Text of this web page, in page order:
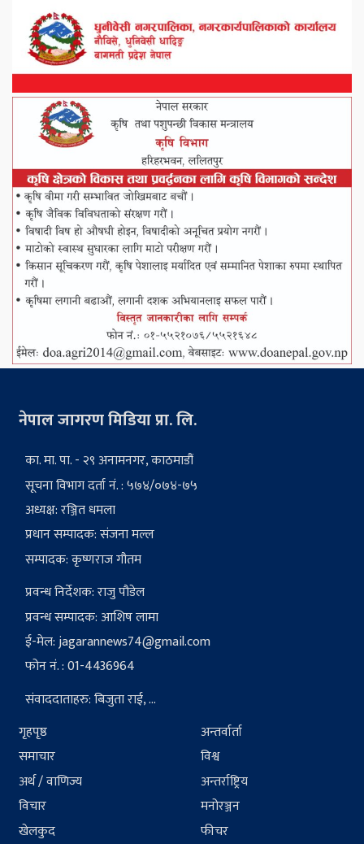
नेपाल जागरण मिडिया प्रा. लि.
का. मा. पा. - २९ अनामनगर, काठमाडौं
सूचना विभाग दर्ता नं. : ५७४/०७४-७५
अध्यक्ष: रञ्जित धमला
प्रधान सम्पादक: संजना मल्ल
सम्पादक: कृष्णराज गौतम
प्रवन्ध निर्देशक: राजु पौडेल
प्रवन्ध सम्पादक: आशिष लामा
ई-मेल:jagarannews74@gmail.com
फोन नं. : 01-4436964
संवाददाताहरु: बिजुता राई, ...
गृहपृष्ठ
समाचार
अर्थ / वाणिज्य
विचार
खेलकुद
अन्तर्वार्ता
विश्व
अन्तर्राष्ट्रिय
मनोरञ्जन
फीचर